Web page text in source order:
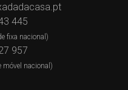
445
fixa nacional)
957
móvel nacional)